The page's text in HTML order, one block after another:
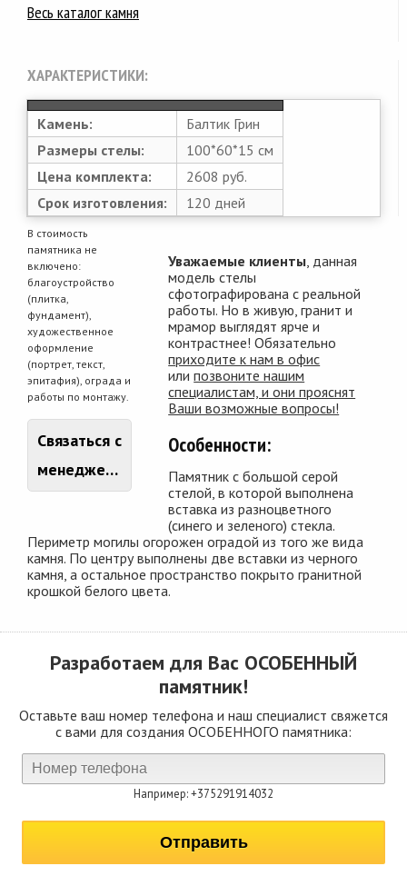
Весь каталог камня
ХАРАКТЕРИСТИКИ:
Камень:
Балтик Грин
Размеры стелы:
100*60*15 см
Цена комплекта:
2608 руб.
Срок изготовления:
120 дней
В стоимость
памятника не
включено:
благоустройство
(плитка,
фундамент),
художественное
оформление
(портрет, текст,
эпитафия), ограда и
работы по монтажу.
Связаться с
менеджером
Уважаемые клиенты , данная
модель стелы
сфотографирована с реальной
работы. Но в живую, гранит и
мрамор выглядят ярче и
контрастнее! Обязательно
приходите к нам в офис
илипозвоните нашим
специалистам, и они прояснят
Ваши возможные вопросы!
Особенности:
Памятник с большой серой
стелой, в которой выполнена
вставка из разноцветного
(синего и зеленого) стекла.
Периметр могилы огорожен оградой из того же вида
камня. По центру выполнены две вставки из черного
камня, а остальное пространство покрыто гранитной
крошкой белого цвета.
Разработаем для Вас ОСОБЕННЫЙ
памятник!
Оставьте ваш номер телефона и наш специалист свяжется
с вами для создания ОСОБЕННОГО памятника:
Например: +375291914032